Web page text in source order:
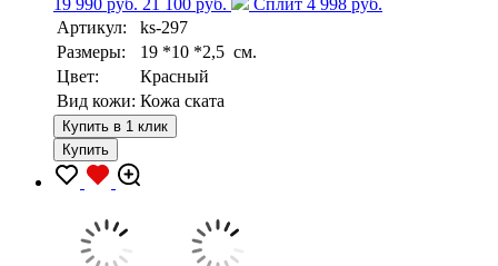
Артикул:
ks-297
Размеры:
19 *10 *2,5 см.
Цвет:
Красный
Вид кожи: Кожа ската
Купить в 1 клик
Купить